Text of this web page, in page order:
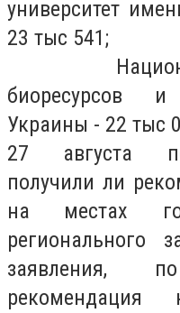
университет
23 тыс 541;
биоресурсов и
Украины - 22 тыс
27 августа
получили ли
на местах
регионального
заявления,